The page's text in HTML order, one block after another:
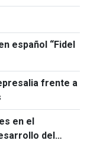
español “Fidel
frente a
en el
del